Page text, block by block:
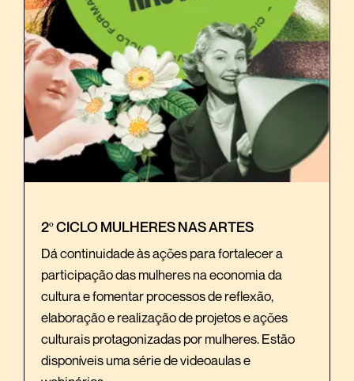
2º CICLO MULHERES NAS ARTES
Dá continuidade às ações para fortalecer a
participação das mulheres na economia da
cultura e fomentar processos de reflexão,
elaboração e realização de projetos e ações
culturais protagonizadas por mulheres. Estão
disponíveis uma série de videoaulas e